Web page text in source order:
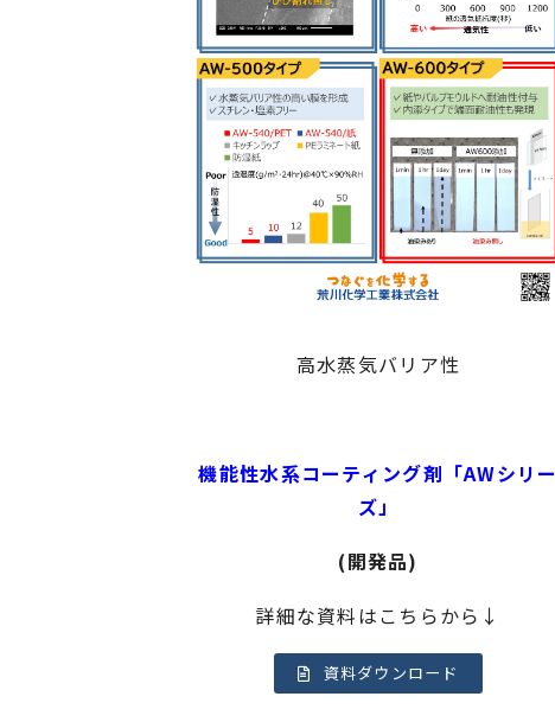
高水蒸気バリア性
機能性水系コーティング剤「AWシリー
ズ」
(開発品)
詳細な資料はこちらから↓
資料ダウンロード